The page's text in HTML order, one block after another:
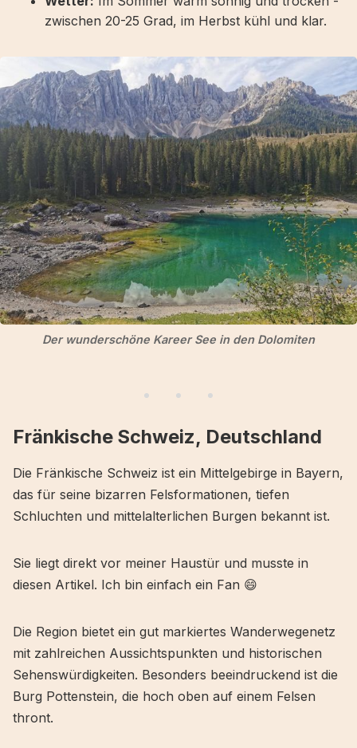
zwischen 20-25 Grad, im Herbst kühl und klar.
Der wunderschöne Kareer See in den Dolomiten
Fränkische Schweiz, Deutschland
Die Fränkische Schweiz ist ein Mittelgebirge in Bayern,
das für seine bizarren Felsformationen, tiefen
Schluchten und mittelalterlichen Burgen bekannt ist.
Sie liegt direkt vor meiner Haustür und musste in
diesen Artikel. Ich bin einfach ein Fan 😄
Die Region bietet ein gut markiertes Wanderwegenetz
mit zahlreichen Aussichtspunkten und historischen
Sehenswürdigkeiten. Besonders beeindruckend ist die
Burg Pottenstein, die hoch oben auf einem Felsen
thront.